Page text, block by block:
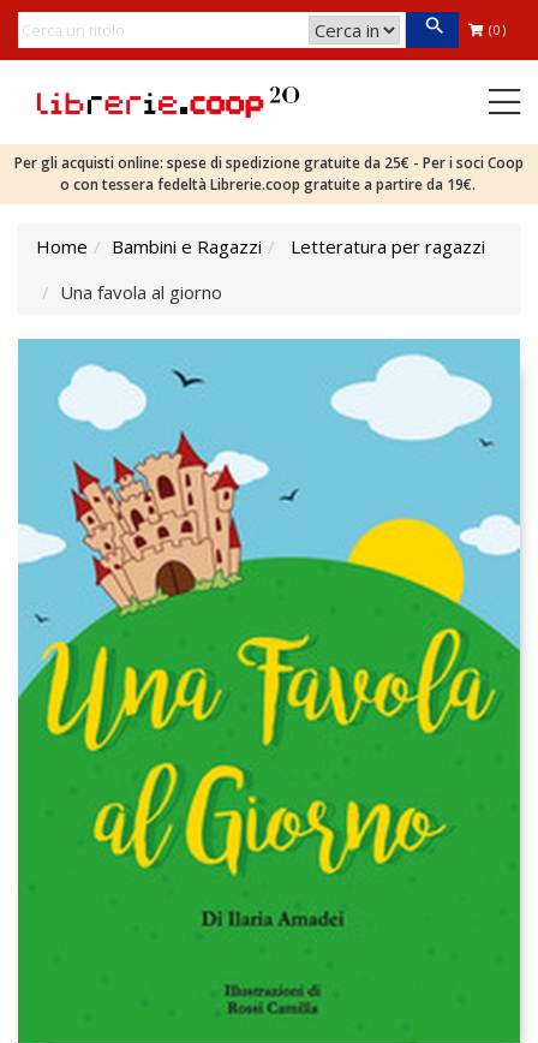
(0)
Per gli acquisti online: spese di spedizione gratuite da 25€ - Per i soci Coop
o con tessera fedeltà Librerie.coop gratuite a partire da 19€.
Home Bambini e Ragazzi
Letteratura per ragazzi
Una favola al giorno